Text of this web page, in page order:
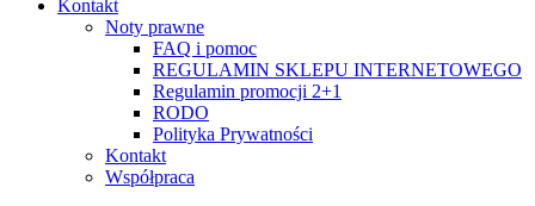
Kontakt
Noty prawne
FAQ i pomoc
REGULAMIN SKLEPU INTERNETOWEGO
Regulamin promocji 2+1
RODO
Polityka Prywatności
Kontakt
Współpraca